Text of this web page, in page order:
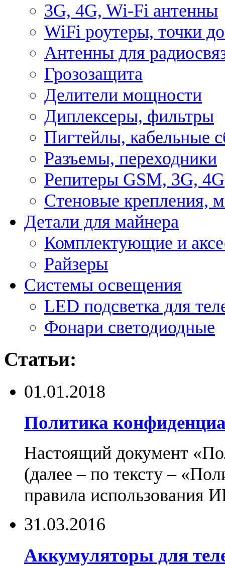
3G, 4G, Wi-Fi антенны
WiFi роутеры, точки
Антенны для
Грозозащита
Делители мощности
Диплексеры, фильтры
Пигтейлы, кабельные
Разъемы, переходники
Репитеры GSM, 3G, 4G
Стеновые крепления,
Детали для майнера
Комплектующие и
Райзеры
Системы освещения
LED подсветка для
Фонари светодиодные
Статьи:
01.01.2018
Политика
Настоящий документ
(далее – по тексту –
правила использования
31.03.2016
Аккумуляторы для